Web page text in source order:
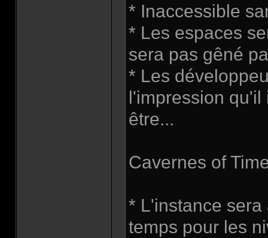
* Inaccessible
* Les espaces
sera pas gêné
* Les
l'impression
être...
Cavernes of
* L'instance
temps pour les